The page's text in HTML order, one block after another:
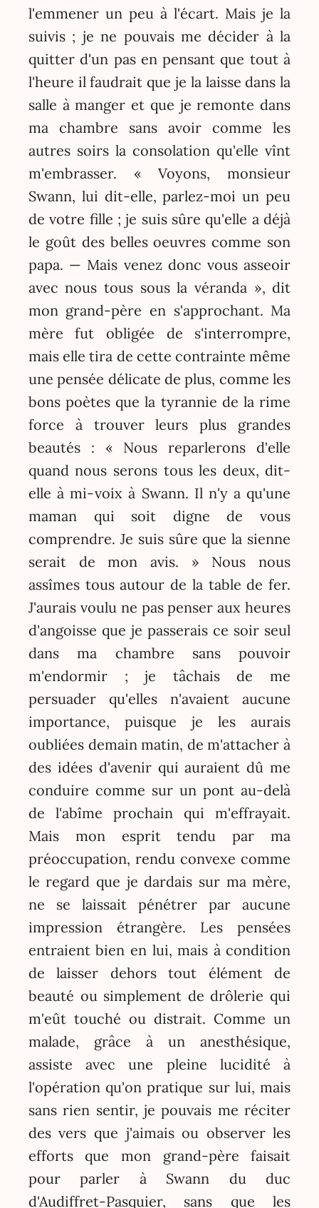
l'emmener un peu à l'écart. Mais je la
suivis ; je ne pouvais me décider à la
quitter d'un pas en pensant que tout à
l'heure il faudrait que je la laisse dans la
salle à manger et que je remonte dans
ma chambre sans avoir comme les
autres soirs la consolation qu'elle vînt
m'embrasser. « Voyons, monsieur
Swann, lui dit-elle, parlez-moi un peu
de votre fille ; je suis sûre qu'elle a déjà
le goût des belles oeuvres comme son
papa. — Mais venez donc vous asseoir
avec nous tous sous la véranda », dit
mon grand-père en s'approchant. Ma
mère fut obligée de s'interrompre,
mais elle tira de cette contrainte même
une pensée délicate de plus, comme les
bons poètes que la tyrannie de la rime
force à trouver leurs plus grandes
beautés : « Nous reparlerons d'elle
quand nous serons tous les deux, dit-
elle à mi-voix à Swann. Il n'y a qu'une
maman qui soit digne de vous
comprendre. Je suis sûre que la sienne
serait de mon avis. » Nous nous
assîmes tous autour de la table de fer.
J'aurais voulu ne pas penser aux heures
d'angoisse que je passerais ce soir seul
dans ma chambre sans pouvoir
m'endormir ; je tâchais de me
persuader qu'elles n'avaient aucune
importance, puisque je les aurais
oubliées demain matin, de m'attacher à
des idées d'avenir qui auraient dû me
conduire comme sur un pont au-delà
de l'abîme prochain qui m'effrayait.
Mais mon esprit tendu par ma
préoccupation, rendu convexe comme
le regard que je dardais sur ma mère,
ne se laissait pénétrer par aucune
impression étrangère. Les pensées
entraient bien en lui, mais à condition
de laisser dehors tout élément de
beauté ou simplement de drôlerie qui
m'eût touché ou distrait. Comme un
malade, grâce à un anesthésique,
assiste avec une pleine lucidité à
l'opération qu'on pratique sur lui, mais
sans rien sentir, je pouvais me réciter
des vers que j'aimais ou observer les
efforts que mon grand-père faisait
pour parler à Swann du duc
d'Audiffret-Pasquier, sans que les